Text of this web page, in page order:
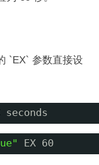
`EX` 参数直接设
seconds
EX 60